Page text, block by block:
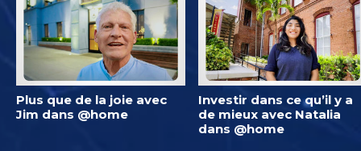
Plus que de la joie avec
Jim dans @home
Investir dans ce qu’il y a
de mieux avec Natalia
dans @home